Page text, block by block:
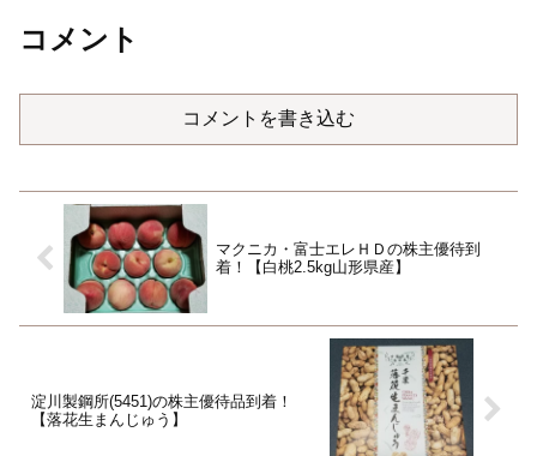
コメント
コメントを書き込む
マクニカ・富士エレＨＤの株主優待到
着！【白桃2.5kg山形県産】
淀川製鋼所(5451)の株主優待品到着！
【落花生まんじゅう】